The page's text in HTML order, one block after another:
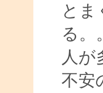
と
る。
人
不安